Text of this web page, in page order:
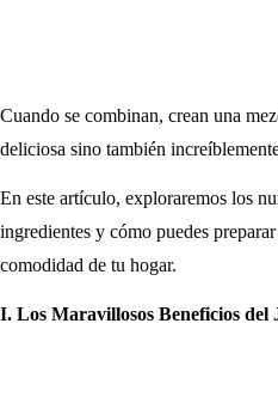
Cuando se combinan, crean una
deliciosa sino también
En este artículo, exploraremos los
ingredientes y cómo puedes
comodidad de tu hogar.
I. Los Maravillosos Beneficios del